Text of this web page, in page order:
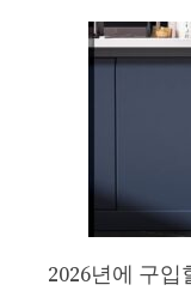
2026년에 구